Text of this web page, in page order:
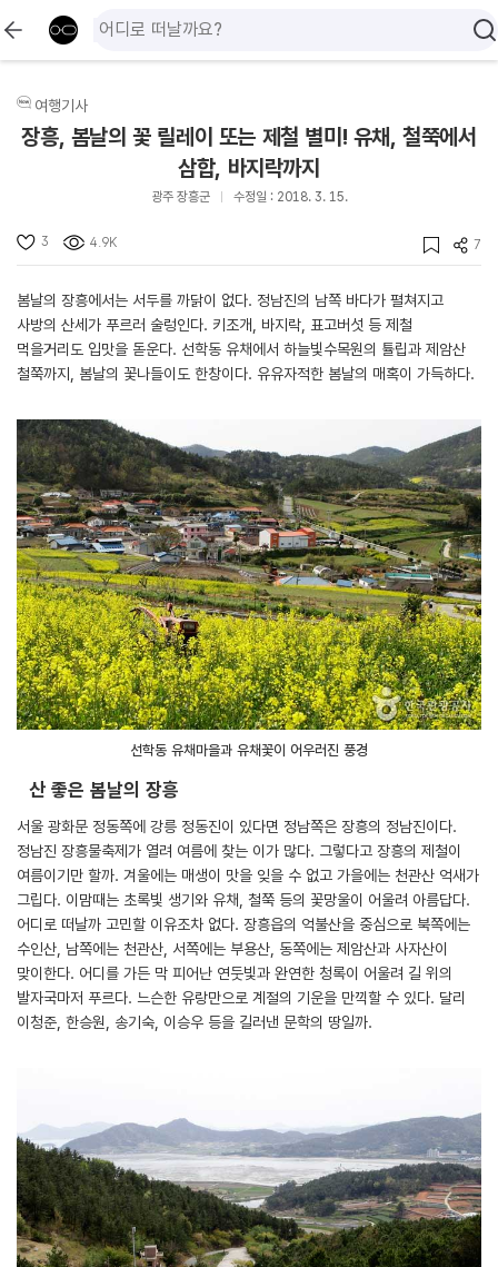
여행기사
장흥, 봄날의 꽃 릴레이 또는 제철 별미! 유채, 철쭉에서
삼합, 바지락까지
광주 장흥군 수정일 : 2018. 3. 15.
3 4.9K 7
봄날의 장흥에서는 서두를 까닭이 없다. 정남진의 남쪽 바다가 펼쳐지고
사방의 산세가 푸르러 술렁인다. 키조개, 바지락, 표고버섯 등 제철
먹을거리도 입맛을 돋운다. 선학동 유채에서 하늘빛수목원의 튤립과 제암산
철쭉까지, 봄날의 꽃나들이도 한창이다. 유유자적한 봄날의 매혹이 가득하다.
선학동 유채마을과 유채꽃이 어우러진 풍경
산 좋은 봄날의 장흥
서울 광화문 정동쪽에 강릉 정동진이 있다면 정남쪽은 장흥의 정남진이다.
정남진 장흥물축제가 열려 여름에 찾는 이가 많다. 그렇다고 장흥의 제철이
여름이기만 할까. 겨울에는 매생이 맛을 잊을 수 없고 가을에는 천관산 억새가
그립다. 이맘때는 초록빛 생기와 유채, 철쭉 등의 꽃망울이 어울려 아름답다.
어디로 떠날까 고민할 이유조차 없다. 장흥읍의 억불산을 중심으로 북쪽에는
수인산, 남쪽에는 천관산, 서쪽에는 부용산, 동쪽에는 제암산과 사자산이
맞이한다. 어디를 가든 막 피어난 연둣빛과 완연한 청록이 어울려 길 위의
발자국마저 푸르다. 느슨한 유랑만으로 계절의 기운을 만끽할 수 있다. 달리
이청준, 한승원, 송기숙, 이승우 등을 길러낸 문학의 땅일까.